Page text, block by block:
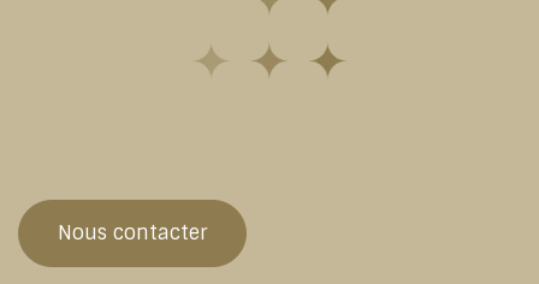
Nous contacter